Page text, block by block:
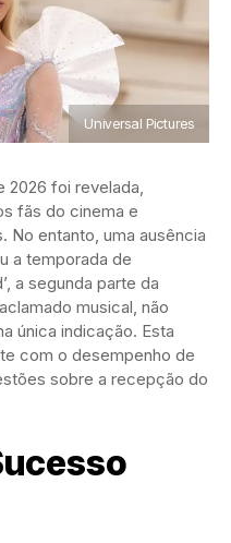
Universal Pictures
2026 foi revelada,
fãs do cinema e
No entanto, uma ausência
a temporada de
a segunda parte da
musical, não
única indicação. Esta
com o desempenho de
sobre a recepção do